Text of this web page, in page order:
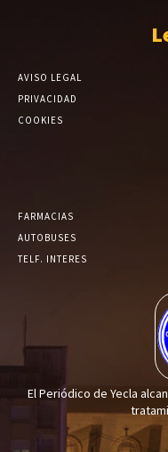
AVISO LEGAL
PRIVACIDAD
COOKIES
FARMACIAS
AUTOBUSES
TELF. INTERES
El Periódico de Yecla